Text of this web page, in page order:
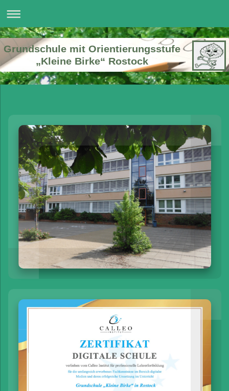
Grundschule mit Orientierungsstufe
„Kleine Birke“ Rostock